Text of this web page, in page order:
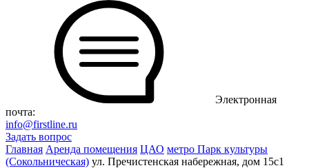
Электронная
почта:
info@firstline.ru
Задать вопрос
Главная Аренда помещения ЦАО метро Парк культуры
(Сокольническая) ул. Пречистенская набережная, дом 15с1